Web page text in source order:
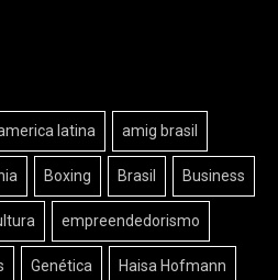
latina amig brasil
Boxing Brasil Business
empreendedorismo
Genética Haisa Hofmann